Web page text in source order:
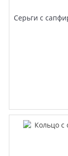
Серьги с